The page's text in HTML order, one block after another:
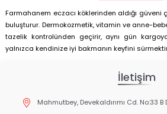
Farmahanem eczacı köklerinden aldığı güveni
buluşturur. Dermokozmetik, vitamin ve anne-
tazelik kontrolünden geçirir, aynı gün
yalnızca kendinize iyi bakmanın keyfini
İletişim
Mahmutbey, Devekaldırımı Cd. No:33